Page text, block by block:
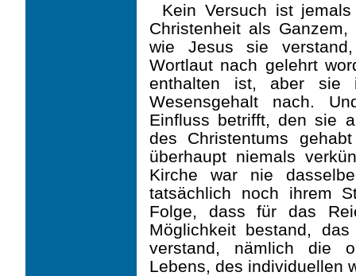
Kein Versuch ist
Christenheit als
wie Jesus sie
Wortlaut nach gelehrt
enthalten ist, aber sie
Wesensgehalt nach.
Einfluss betrifft, den sie
des Christentums
überhaupt niemals
Kirche war nie
tatsächlich noch ihrem
Folge, dass für das
Möglichkeit bestand,
verstand, nämlich die
Lebens, des individuellen